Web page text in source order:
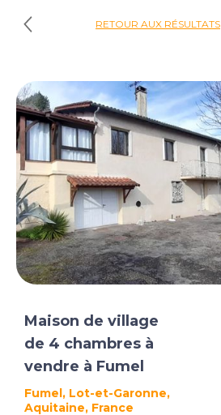
RETOUR AUX RÉSULTATS
Maison de village
de 4 chambres à
vendre à Fumel
Fumel, Lot-et-Garonne,
Aquitaine, France